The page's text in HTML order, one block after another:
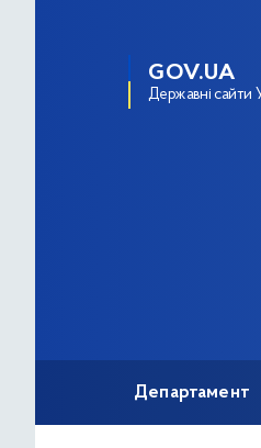
GOV.UA
Державні сайти
Департамент